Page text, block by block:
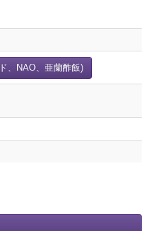
、NAO、亜蘭酢飯)